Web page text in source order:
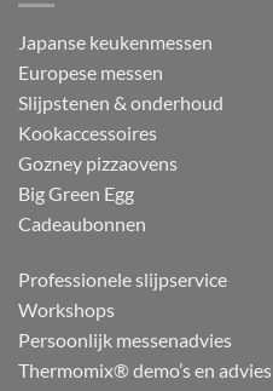
Japanse keukenmessen
Europese messen
Slijpstenen & onderhoud
Kookaccessoires
Gozney pizzaovens
Big Green Egg
Cadeaubonnen
Professionele slijpservice
Workshops
Persoonlijk messenadvies
Thermomix® demo’s en advies